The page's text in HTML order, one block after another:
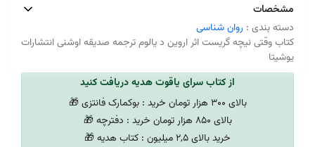
مشخصات
دسته بندی : روان شناسی
کتاب وقتی نیچه گریست اثر اروین د یالوم ترجمه صدیقه اوشنی انتشارات
یوشیتا
از کتاب سرای یاقوت هدیه دریافت کنید
بالای 300 هزار تومان خرید : بوکمارک فانتزی 🎁
بالای 850 هزار تومان خرید : دفترچه 🎁
خرید بالای 2,5 میلیون : کتاب هدیه 🎁